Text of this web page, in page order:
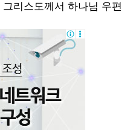
리스도께서 하나님 우편